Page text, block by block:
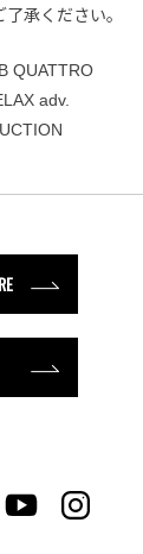
承ください。
QUATTRO
adv.